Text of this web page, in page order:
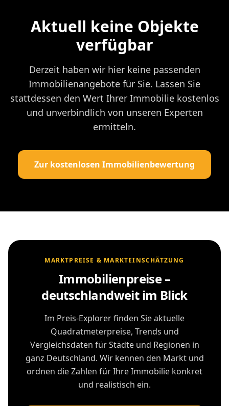
Aktuell keine Objekte
verfügbar
Derzeit haben wir hier keine passenden
Immobilienangebote für Sie. Lassen Sie
stattdessen den Wert Ihrer Immobilie kostenlos
und unverbindlich von unseren Experten
ermitteln.
Zur kostenlosen Immobilienbewertung
MARKTPREISE & MARKTEINSCHÄTZUNG
Immobilienpreise –
deutschlandweit im Blick
Im Preis-Explorer finden Sie aktuelle
Quadratmeterpreise, Trends und
Vergleichsdaten für Städte und Regionen in
ganz Deutschland. Wir kennen den Markt und
ordnen die Zahlen für Ihre Immobilie konkret
und realistisch ein.